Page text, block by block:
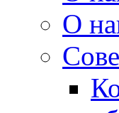
О